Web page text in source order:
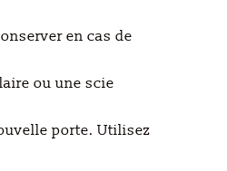
en cas de
ou une scie
porte. Utilisez